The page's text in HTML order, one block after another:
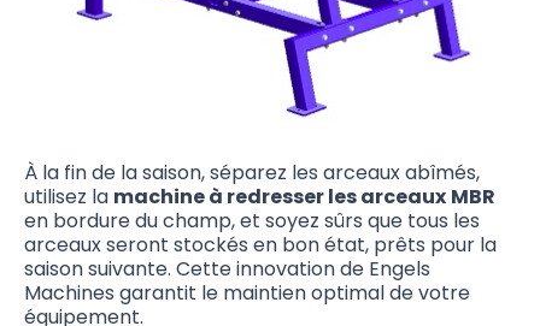
À la fin de la saison, séparez les arceaux abîmés,
utilisez la machine à redresser les arceaux MBR
en bordure du champ, et soyez sûrs que tous les
arceaux seront stockés en bon état, prêts pour la
saison suivante. Cette innovation de Engels
Machines garantit le maintien optimal de votre
équipement.